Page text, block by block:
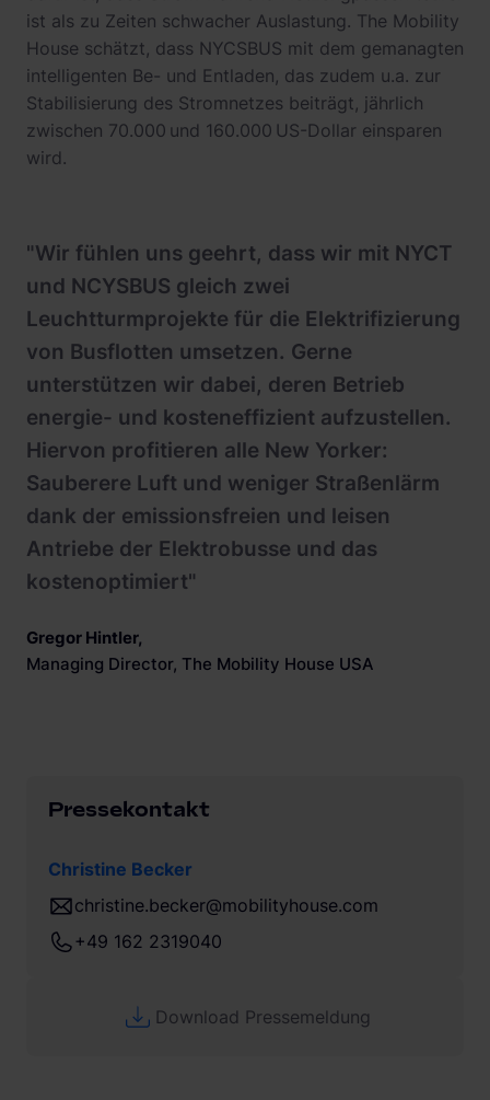
ist als zu Zeiten schwacher Auslastung. The Mobility
House schätzt, dass NYCSBUS mit dem gemanagten
intelligenten Be- und Entladen, das zudem u.a. zur
Stabilisierung des Stromnetzes beiträgt, jährlich
zwischen 70.000 und 160.000 US-Dollar einsparen
wird.
"Wir fühlen uns geehrt, dass wir mit NYCT
und NCYSBUS gleich zwei
Leuchtturmprojekte für die Elektrifizierung
von Busflotten umsetzen. Gerne
unterstützen wir dabei, deren Betrieb
energie- und kosteneffizient aufzustellen.
Hiervon profitieren alle New Yorker:
Sauberere Luft und weniger Straßenlärm
dank der emissionsfreien und leisen
Antriebe der Elektrobusse und das
kostenoptimiert"
Gregor Hintler,
Managing Director, The Mobility House USA
Pressekontakt
Christine Becker
christine.becker@mobilityhouse.com
+49 162 2319040
Download Pressemeldung